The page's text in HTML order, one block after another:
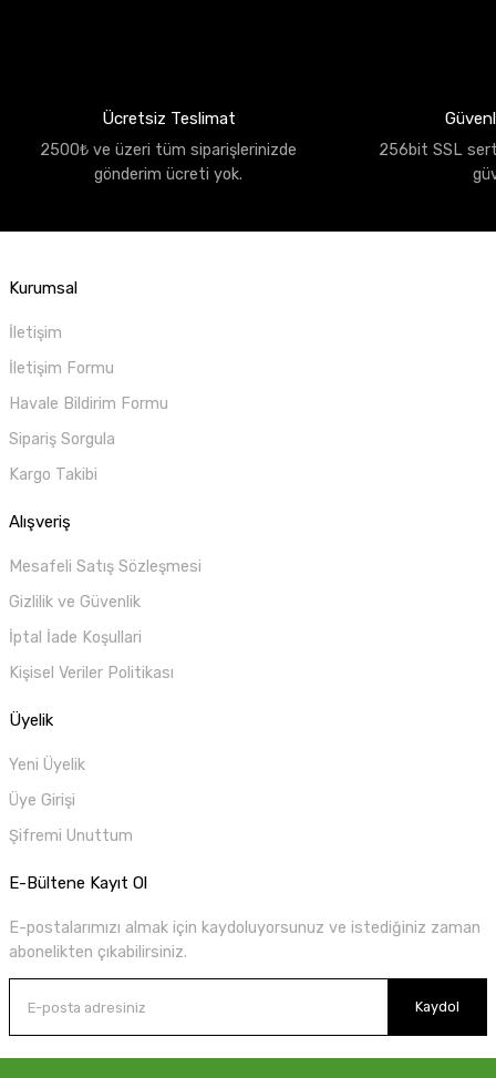
Ücretsiz Teslimat
2500₺ ve üzeri tüm siparişlerinizde
gönderim ücreti yok.
256bit SSL
Kurumsal
İletişim
İletişim Formu
Havale Bildirim Formu
Sipariş Sorgula
Kargo Takibi
Alışveriş
Mesafeli Satış Sözleşmesi
Gizlilik ve Güvenlik
İptal İade Koşullari
Kişisel Veriler Politikası
Üyelik
Yeni Üyelik
Üye Girişi
Şifremi Unuttum
E-Bültene Kayıt Ol
E-postalarımızı almak için kaydoluyorsunuz ve istediğiniz zaman
abonelikten çıkabilirsiniz.
Kaydol